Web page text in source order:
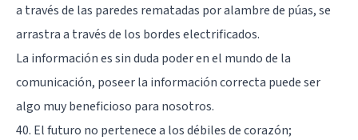
a través de las paredes rematadas por alambre de púas, se
arrastra a través de los bordes electrificados.
La información es sin duda poder en el mundo de la
comunicación, poseer la información correcta puede ser
algo muy beneficioso para nosotros.
40. El futuro no pertenece a los débiles de corazón;